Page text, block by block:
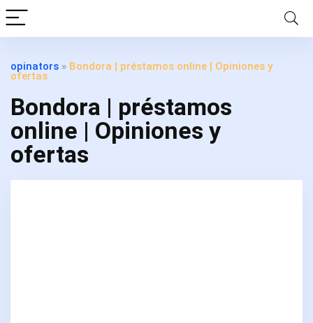
opinators » Bondora | préstamos online | Opiniones y
ofertas
Bondora | préstamos
online | Opiniones y
ofertas